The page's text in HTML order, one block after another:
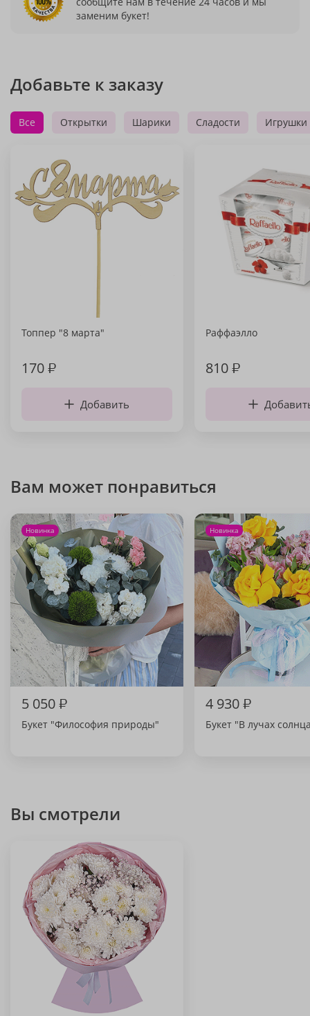
заменим букет!
Добавьте к заказу
Все Открытки Шарики Сладости Игрушки
Топпер "8 марта"
170₽
Добавить
Раффаэлло
810₽
Вам может понравиться
Новинка
5 050₽
Букет "Философия природы"
Новинка
4 930₽
Букет "В лучах
Вы смотрели